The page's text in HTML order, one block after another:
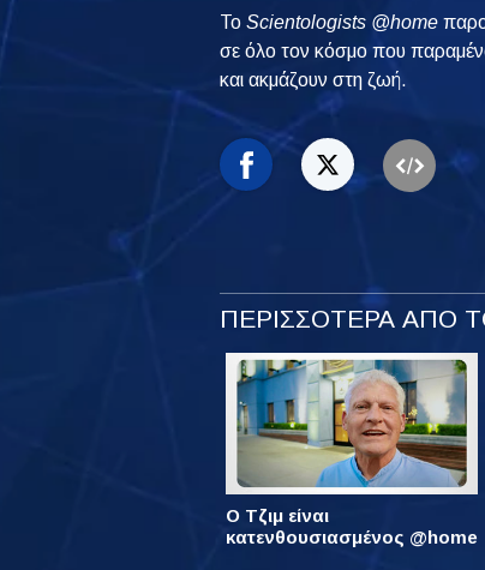
ToScientologists @home
σε όλο τον κόσμο που
και ακμάζουν στη ζωή.
ΠΕΡΙΣΣΟΤΕΡΑ ΑΠΟ
Ο Τζιμ είναι
κατενθουσιασμένος @home